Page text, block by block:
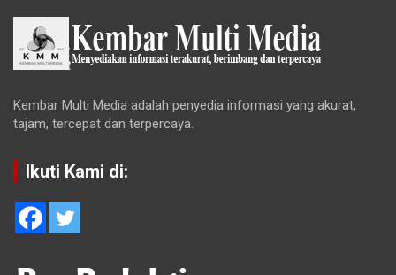
Kembar Multi Media adalah penyedia informasi yang akurat,
tajam, tercepat dan terpercaya.
Ikuti Kami di: